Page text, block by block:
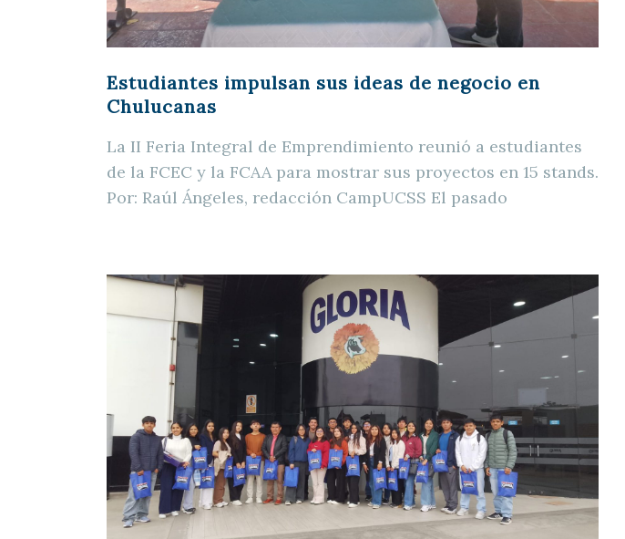
Estudiantes impulsan sus ideas de negocio en
Chulucanas
La II Feria Integral de Emprendimiento reunió a estudiantes
de la FCEC y la FCAA para mostrar sus proyectos en 15 stands.
Por: Raúl Ángeles, redacción CampUCSS El pasado